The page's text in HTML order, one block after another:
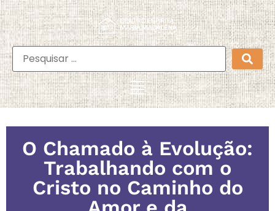
O Chamado à Evolução:
Trabalhando com o
Cristo no Caminho do